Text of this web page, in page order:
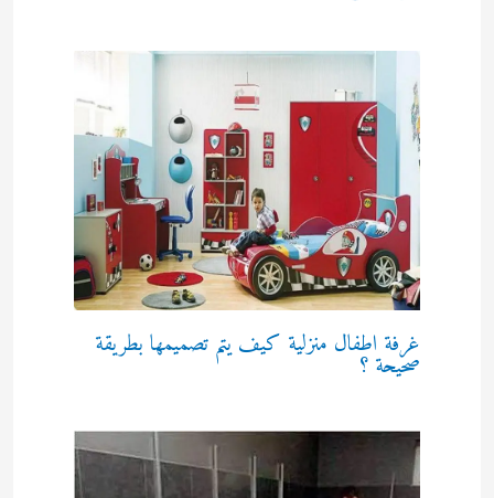
غرفة اطفال منزلية كيف يتم تصميمها بطريقة
صحيحة ؟